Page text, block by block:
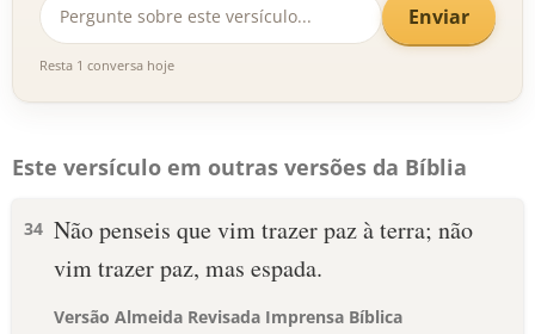
Enviar
Resta 1 conversa hoje
Este versículo em outras versões da Bíblia
34 Não penseis que vim trazer paz à terra; não
vim trazer paz, mas espada.
Versão Almeida Revisada Imprensa Bíblica